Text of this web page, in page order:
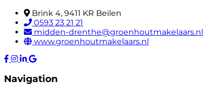
Brink 4, 9411 KR Beilen
0593 23 21 21
midden-drenthe@groenhoutmakelaars.nl
www.groenhoutmakelaars.nl
Navigation